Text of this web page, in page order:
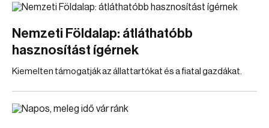
Nemzeti Földalap: átláthatóbb
hasznosítást ígérnek
Kiemelten támogatják az állattartókat és a fiatal gazdákat.